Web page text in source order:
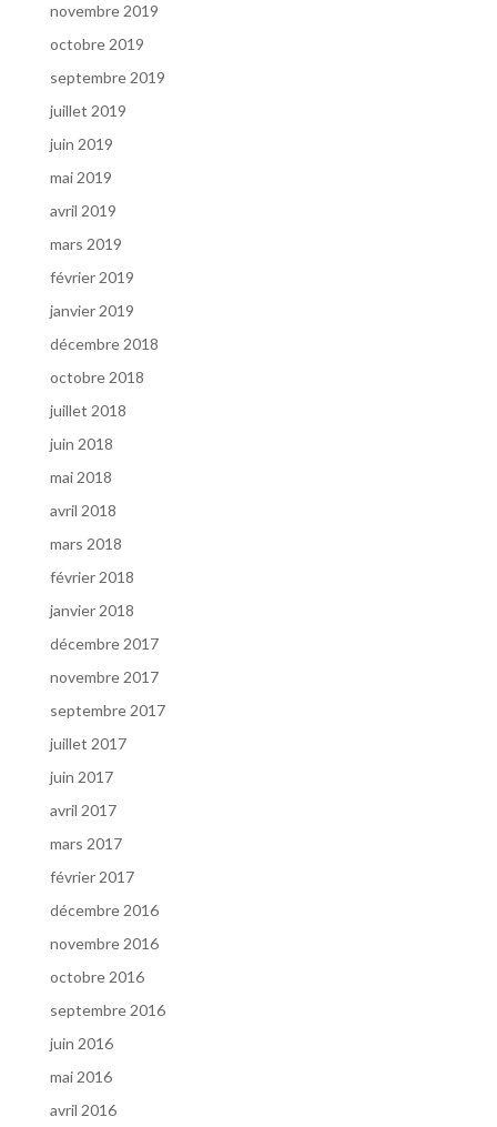
novembre 2019
octobre 2019
septembre 2019
juillet 2019
juin 2019
mai 2019
avril 2019
mars 2019
février 2019
janvier 2019
décembre 2018
octobre 2018
juillet 2018
juin 2018
mai 2018
avril 2018
mars 2018
février 2018
janvier 2018
décembre 2017
novembre 2017
septembre 2017
juillet 2017
juin 2017
avril 2017
mars 2017
février 2017
décembre 2016
novembre 2016
octobre 2016
septembre 2016
juin 2016
mai 2016
avril 2016